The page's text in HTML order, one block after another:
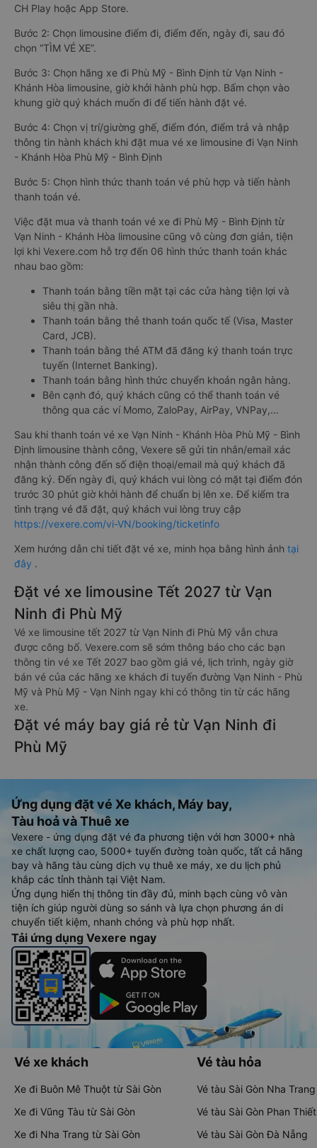
CH Play hoặc App Store.
Bước 2: Chọn limousine điểm đi, điểm đến, ngày đi, sau đó
chọn “TÌM VÉ XE”.
Bước 3: Chọn hãng xe đi Phù Mỹ - Bình Định từ Vạn Ninh -
Khánh Hòa limousine, giờ khởi hành phù hợp. Bấm chọn vào
khung giờ quý khách muốn đi để tiến hành đặt vé.
Bước 4: Chọn vị trí/giường ghế, điểm đón, điểm trả và nhập
thông tin hành khách khi đặt mua vé xe limousine đi Vạn Ninh
- Khánh Hòa Phù Mỹ - Bình Định
Bước 5: Chọn hình thức thanh toán vé phù hợp và tiến hành
thanh toán vé.
Việc đặt mua và thanh toán vé xe đi Phù Mỹ - Bình Định từ
Vạn Ninh - Khánh Hòa limousine cũng vô cùng đơn giản, tiện
lợi khi Vexere.com hỗ trợ đến 06 hình thức thanh toán khác
nhau bao gồm:
Thanh toán bằng tiền mặt tại các cửa hàng tiện lợi và
siêu thị gần nhà.
Thanh toán bằng thẻ thanh toán quốc tế (Visa, Master
Card, JCB).
Thanh toán bằng thẻ ATM đã đăng ký thanh toán trực
tuyến (Internet Banking).
Thanh toán bằng hình thức chuyển khoản ngân hàng.
Bên cạnh đó, quý khách cũng có thể thanh toán vé
thông qua các ví Momo, ZaloPay, AirPay, VNPay,…
Sau khi thanh toán vé xe Vạn Ninh - Khánh Hòa Phù Mỹ - Bình
Định limousine thành công, Vexere sẽ gửi tin nhắn/email xác
nhận thành công đến số điện thoại/email mà quý khách đã
đăng ký. Đến ngày đi, quý khách vui lòng có mặt tại điểm đón
trước 30 phút giờ khởi hành để chuẩn bị lên xe. Để kiểm tra
tình trạng vé đã đặt, quý khách vui lòng truy cập
https://vexere.com/vi-VN/booking/ticketinfo
Xem hướng dẫn chi tiết đặt vé xe, minh họa bằng hình ảnh tại
đây .
Đặt vé xe limousine Tết 2027 từ Vạn
Ninh đi Phù Mỹ
Vé xe limousine tết 2027 từ Vạn Ninh đi Phù Mỹ vẫn chưa
được công bố. Vexere.com sẽ sớm thông báo cho các bạn
thông tin vé xe Tết 2027 bao gồm giá vé, lịch trình, ngày giờ
bán vé của các hãng xe khách đi tuyến đường Vạn Ninh - Phù
Mỹ và Phù Mỹ - Vạn Ninh ngay khi có thông tin từ các hãng
xe.
Đặt vé máy bay giá rẻ từ Vạn Ninh đi
Phù Mỹ
Ứng dụng đặt vé Xe khách, Máy bay,
Tàu hoả và Thuê xe
Vexere - ứng dụng đặt vé đa phương tiện với hơn 3000+ nhà
xe chất lượng cao, 5000+ tuyến đường toàn quốc, tất cả hãng
bay và hãng tàu cùng dịch vụ thuê xe máy, xe du lịch phủ
khắp các tỉnh thành tại Việt Nam.
Ứng dụng hiển thị thông tin đầy đủ, minh bạch cùng vô vàn
tiện ích giúp người dùng so sánh và lựa chọn phương án di
chuyển tiết kiệm, nhanh chóng và phù hợp nhất.
Tải ứng dụng Vexere ngay
Vé xe khách
Xe đi Buôn Mê Thuột từ Sài Gòn
Xe đi Vũng Tàu từ Sài Gòn
Xe đi Nha Trang từ Sài Gòn
Vé tàu hỏa
Vé tàu Sài Gòn Nha Trang
Vé tàu Sài Gòn Phan Thiết
Vé tàu Sài Gòn Đà Nẵng